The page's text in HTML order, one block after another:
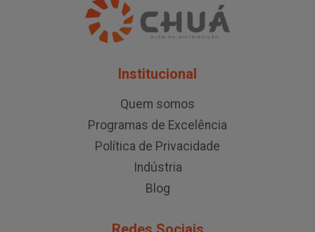
Institucional
Quem somos
Programas de Excelência
Política de Privacidade
Indústria
Blog